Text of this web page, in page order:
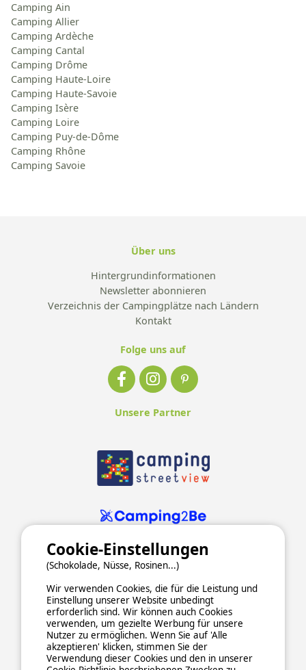
Camping Ain
Camping Allier
Camping Ardèche
Camping Cantal
Camping Drôme
Camping Haute-Loire
Camping Haute-Savoie
Camping Isère
Camping Loire
Camping Puy-de-Dôme
Camping Rhône
Camping Savoie
Über uns
Hintergrundinformationen
Newsletter abonnieren
Verzeichnis der Campingplätze nach Ländern
Kontakt
Folge uns auf
Unsere Partner
ALLGEMEINE NUTZUNGSBEDINGUNGEN
DATENSCHUTZERKLÄRUNGCOOKIESIMPRESSUM
Sichere und zuverlässige Zahlungsabwicklung
Cookie-Einstellungen
(Schokolade, Nüsse, Rosinen...)
Wir verwenden Cookies, die für die Leistung und
Einstellung unserer Website unbedingt
erforderlich sind. Wir können auch Cookies
verwenden, um gezielte Werbung für unsere
Nutzer zu ermöglichen. Wenn Sie auf 'Alle
akzeptieren' klicken, stimmen Sie der
Verwendung dieser Cookies und den in unserer